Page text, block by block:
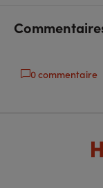
0 commentaire